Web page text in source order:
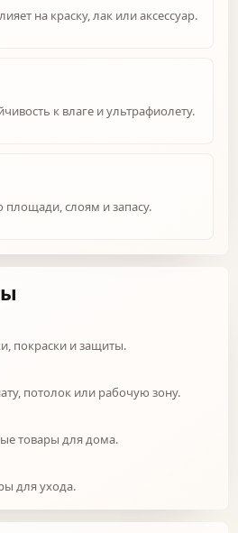
на краску, лак или аксессуар.
к влаге и ультрафиолету.
площади, слоям и запасу.
покраски и защиты.
потолок или рабочую зону.
товары для дома.
для ухода.